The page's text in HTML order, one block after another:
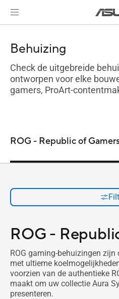
Behuizing
Check de uitgebreide
ontworpen voor elke
gamers, ProArt-
ROG - Republic of
ROG -
ROG gaming-behuizingen
met ultieme
voorzien van de authentieke
maakt om uw collectie Aura
presenteren.